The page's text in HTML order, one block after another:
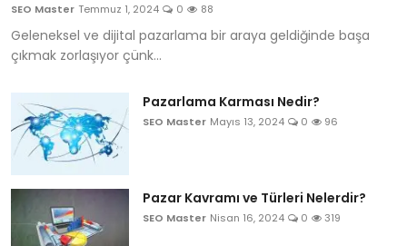
SEO Master Temmuz 1, 2024 0 88
Geleneksel ve dijital pazarlama bir araya geldiğinde başa
çıkmak zorlaşıyor çünk...
Pazarlama Karması Nedir?
SEO Master Mayıs 13, 2024 0 96
Pazar Kavramı ve Türleri Nelerdir?
SEO Master Nisan 16, 2024 0 319